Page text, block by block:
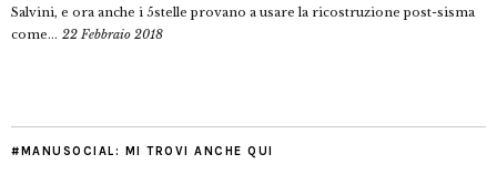
Salvini, e ora anche i 5stelle provano a usare la ricostruzione post-sisma
come... 22 Febbraio 2018
#MANUSOCIAL: MI TROVI ANCHE QUI